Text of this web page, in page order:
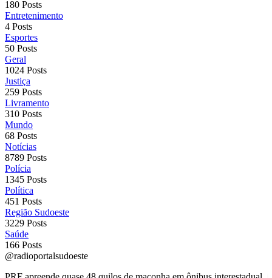
180 Posts
Entretenimento
4 Posts
Esportes
50 Posts
Geral
1024 Posts
Justiça
259 Posts
Livramento
310 Posts
Mundo
68 Posts
Notícias
8789 Posts
Polícia
1345 Posts
Política
451 Posts
Região Sudoeste
3229 Posts
Saúde
166 Posts
@radioportalsudoeste